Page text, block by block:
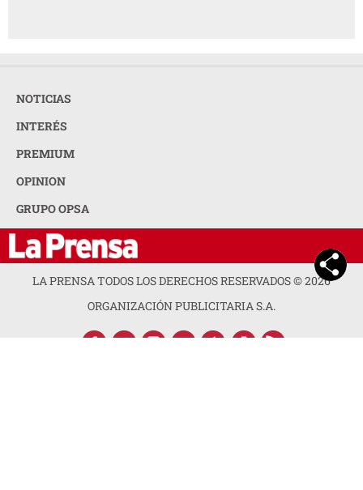
NOTICIAS
INTERÉS
PREMIUM
OPINION
GRUPO OPSA
LA PRENSA TODOS LOS DERECHOS RESERVADOS ©2026
ORGANIZACIÓN PUBLICITARIA S.A.